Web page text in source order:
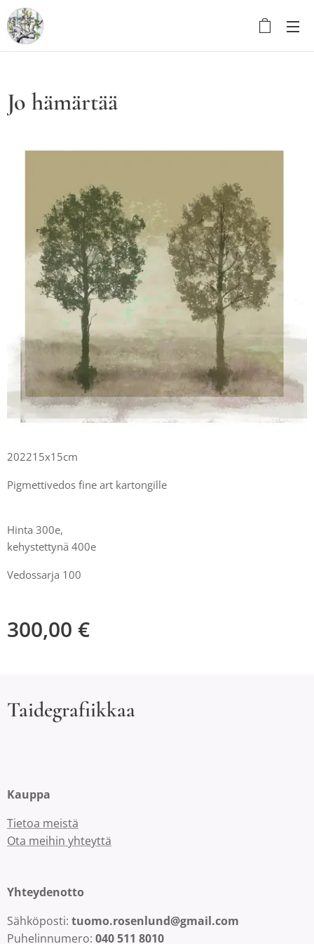
Jo hämärtää
202215x15cm
Pigmettivedos fine art kartongille
Hinta 300e,
kehystettynä 400e
Vedossarja 100
300,00 €
Taidegrafiikkaa
Kauppa
Tietoa meistä
Ota meihin yhteyttä
Yhteydenotto
Sähköposti: tuomo.rosenlund@gmail.com
Puhelinnumero: 040 511 8010